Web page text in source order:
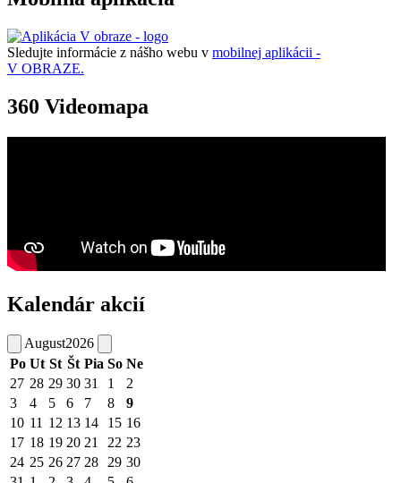
Sledujte informácie z nášho webu v mobilnej aplikácii -
V OBRAZE.
360 Videomapa
Kalendár akcií
August2026
Po Ut St Št Pia So Ne
27 28 29 30 31 1
2
3
4 5 6 7 8
9
10 11 12 13 14 15 16
17 18 19 20 21 22 23
24 25 26 27 28 29 30